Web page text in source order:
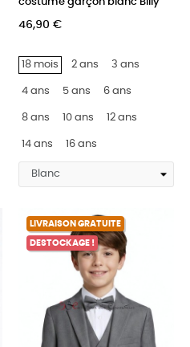
46,90 €
18 mois 2 ans 3 ans
4 ans 5 ans 6 ans
8 ans 10 ans 12 ans
14 ans 16 ans
LIVRAISON GRATUITE
DESTOCKAGE !